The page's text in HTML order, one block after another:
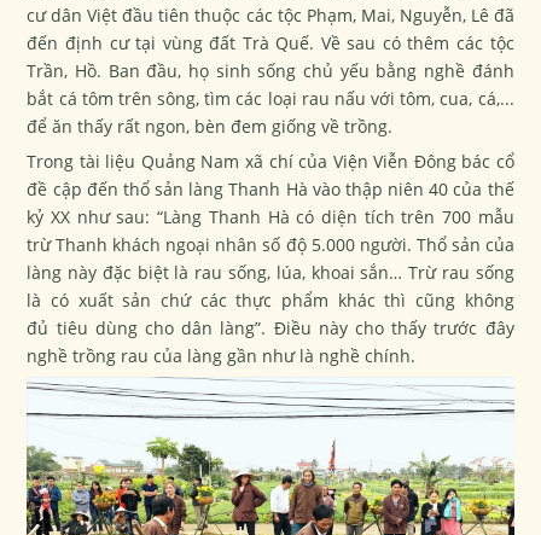
cư dân Việt đầu tiên thuộc các tộc Phạm, Mai, Nguyễn, Lê đã
đến định cư tại vùng đất Trà Quế. Về sau có thêm các tộc
Trần, Hồ. Ban đầu, họ sinh sống chủ yếu bằng nghề đánh
bắt cá tôm trên sông, tìm các loại rau nấu với tôm, cua, cá,...
để ăn thấy rất ngon, bèn đem giống về trồng.
Trong tài liệu Quảng Nam xã chí của Viện Viễn Đông bác cổ
đề cập đến thổ sản làng Thanh Hà vào thập niên 40 của thế
kỷ XX như sau: “Làng Thanh Hà có diện tích trên 700 mẫu
trừ Thanh khách ngoại nhân số độ 5.000 người. Thổ sản của
làng này đặc biệt là rau sống, lúa, khoai sắn… Trừ rau sống
là có xuất sản chứ các thực phẩm khác thì cũng không
đủ tiêu dùngcho dân làng”. Điều này cho thấy trước đây
nghề trồng rau của làng gần như là nghề chính.